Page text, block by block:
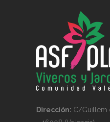
Dirección: C/Guillem